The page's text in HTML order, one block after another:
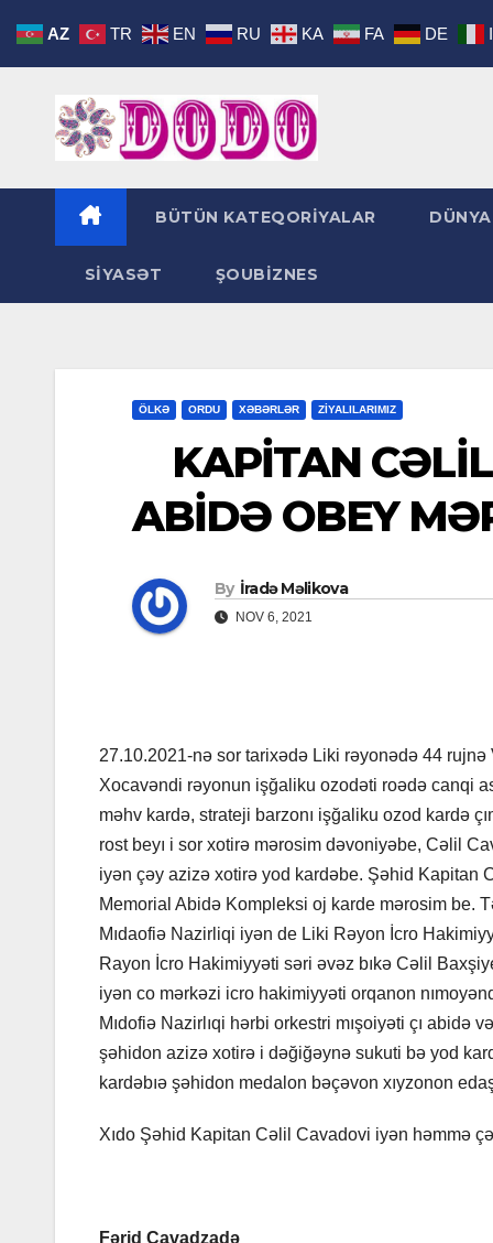
BÜTÜN KATEQORİYALAR DÜNYA
SİYASƏT ŞOUBİZNES
ÖLKƏ ORDU XƏBƏRLƏR ZİYALILARIMIZ
KAPİTAN
ABİDƏ OBEY
By İradə Məlikova
NOV 6, 2021
27.10.2021-nə sor tarixədə Liki rəyonədə 44
Xocavəndi rəyonun işğaliku ozodəti roədə canqi
məhv kardə, strateji barzonı işğaliku ozod kardə
rost beyı i sor xotirə mərosim dəvoniyəbe, Cəlil
iyən çəy azizə xotirə yod kardəbe. Şəhid Kapitan
Memorial Abidə Kompleksi oj karde mərosim be.
Mıdaofiə Nazirliqi iyən de Liki Rəyon İcro
Rayon İcro Hakimiyyəti səri əvəz bıkə Cəlil
iyən co mərkəzi icro hakimiyyəti orqanon
Mıdofiə Nazirlıqi hərbi orkestri mışoiyəti çı abidə
şəhidon azizə xotirə i dəğiğəynə sukuti bə yod
kardəbıə şəhidon medalon bəçəvon xıyzonon
Xıdo Şəhid Kapitan Cəlil Cavadovi iyən həmmə
Fərid Cavadzadə
AZ TR EN RU KA FA DE